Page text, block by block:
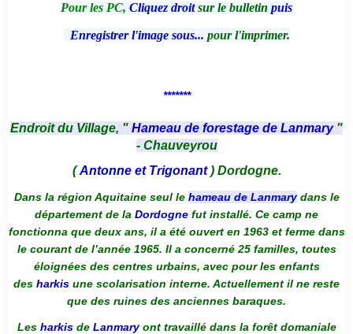
Pour les PC, Cliquez droitsur le bulletin puis
Enregistrer l'image sous... pour l'imprimer.
*******
Endroit du Village, " Hameau de forestage de Lanmary "
- Chauveyrou
(Antonne et Trigonant) Dordogne.
Dans la région Aquitaine seul le hameau de Lanmarydans le
département de la Dordogne fut installé. Ce camp ne
fonctionna que deux ans, il a été ouvert en 1963 et ferme dans
le courant de l’année 1965. Il a concerné 25 familles, toutes
éloignées des centres urbains, avec pour les enfants
des harkis une scolarisation interne. Actuellement il ne reste
que des ruines des anciennes baraques.
Les harkis de Lanmaryont travaillé dans la forêt domaniale